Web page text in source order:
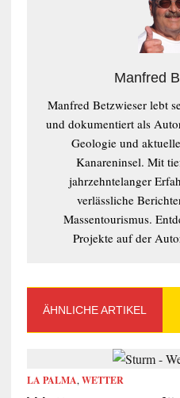
Manfred
Manfred Betzwieser lebt
und dokumentiert als
Geologie und
Kanareninsel. Mit
jahrzehntelanger
verlässliche
Massentourismus.
Projekte auf der
ÄHNLICHE ARTIKEL
LA PALMA, WETTER